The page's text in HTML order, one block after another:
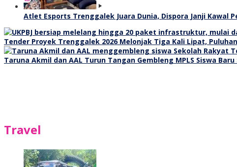
Atlet Esports Trenggalek Juara Dunia, Dispora Janji Kawal
Tender Proyek Trenggalek 2026 Melonjak Tiga Kali Lipat,
Taruna Akmil dan AAL Turun Tangan Gembleng MPLS Siswa
Travel